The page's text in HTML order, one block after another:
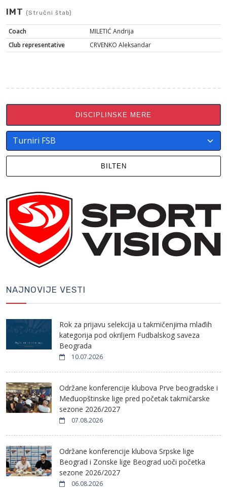
IMT (Stručni štab)
Coach
MILETIĆ Andrija
Club representative
CRVENKO Aleksandar
DISCIPLINSKE MERE
BILTEN
NAJNOVIJE VESTI
Rok za prijavu selekcija u takmičenjima mlađih
kategorija pod okriljem Fudbalskog saveza
Beograda
10.07.2026
Održane konferencije klubova Prve beogradske i
Međuopštinske lige pred početak takmičarske
sezone 2026/2027
07.08.2026
Održane konferencije klubova Srpske lige
Beograd i Zonske lige Beograd uoči početka
sezone 2026/2027
06.08.2026